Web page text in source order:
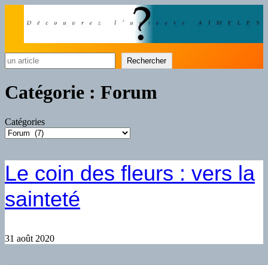
Rechercher
Catégorie : Forum
Catégories
Le coin des fleurs : vers la
sainteté
31 août 2020